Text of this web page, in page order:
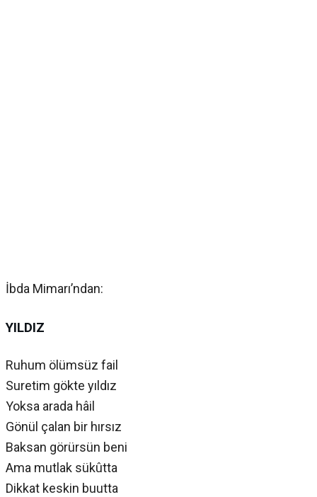
İbda Mimarı’ndan:
YILDIZ
Ruhum ölümsüz fail
Suretim gökte yıldız
Yoksa arada hâil
Gönül çalan bir hırsız
Baksan görürsün beni
Ama mutlak sükûtta
Dikkat keskin buutta